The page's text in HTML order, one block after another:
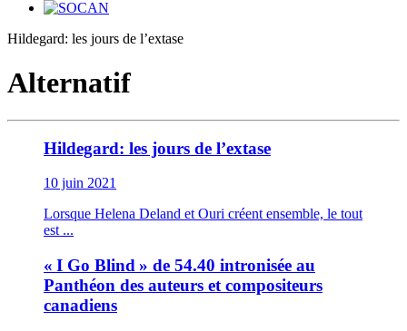
Hildegard: les jours de l’extase
Alternatif
Hildegard: les jours de l’extase
10 juin 2021
Lorsque Helena Deland et Ouri créent ensemble, le tout
est ...
« I Go Blind » de 54.40 intronisée au
Panthéon des auteurs et compositeurs
canadiens